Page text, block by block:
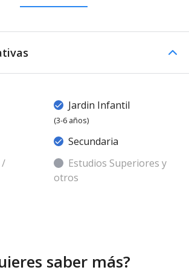
Jardin Infantil
(3-6 años)
Secundaria
/
Estudios Superiores y
otros
saber más?